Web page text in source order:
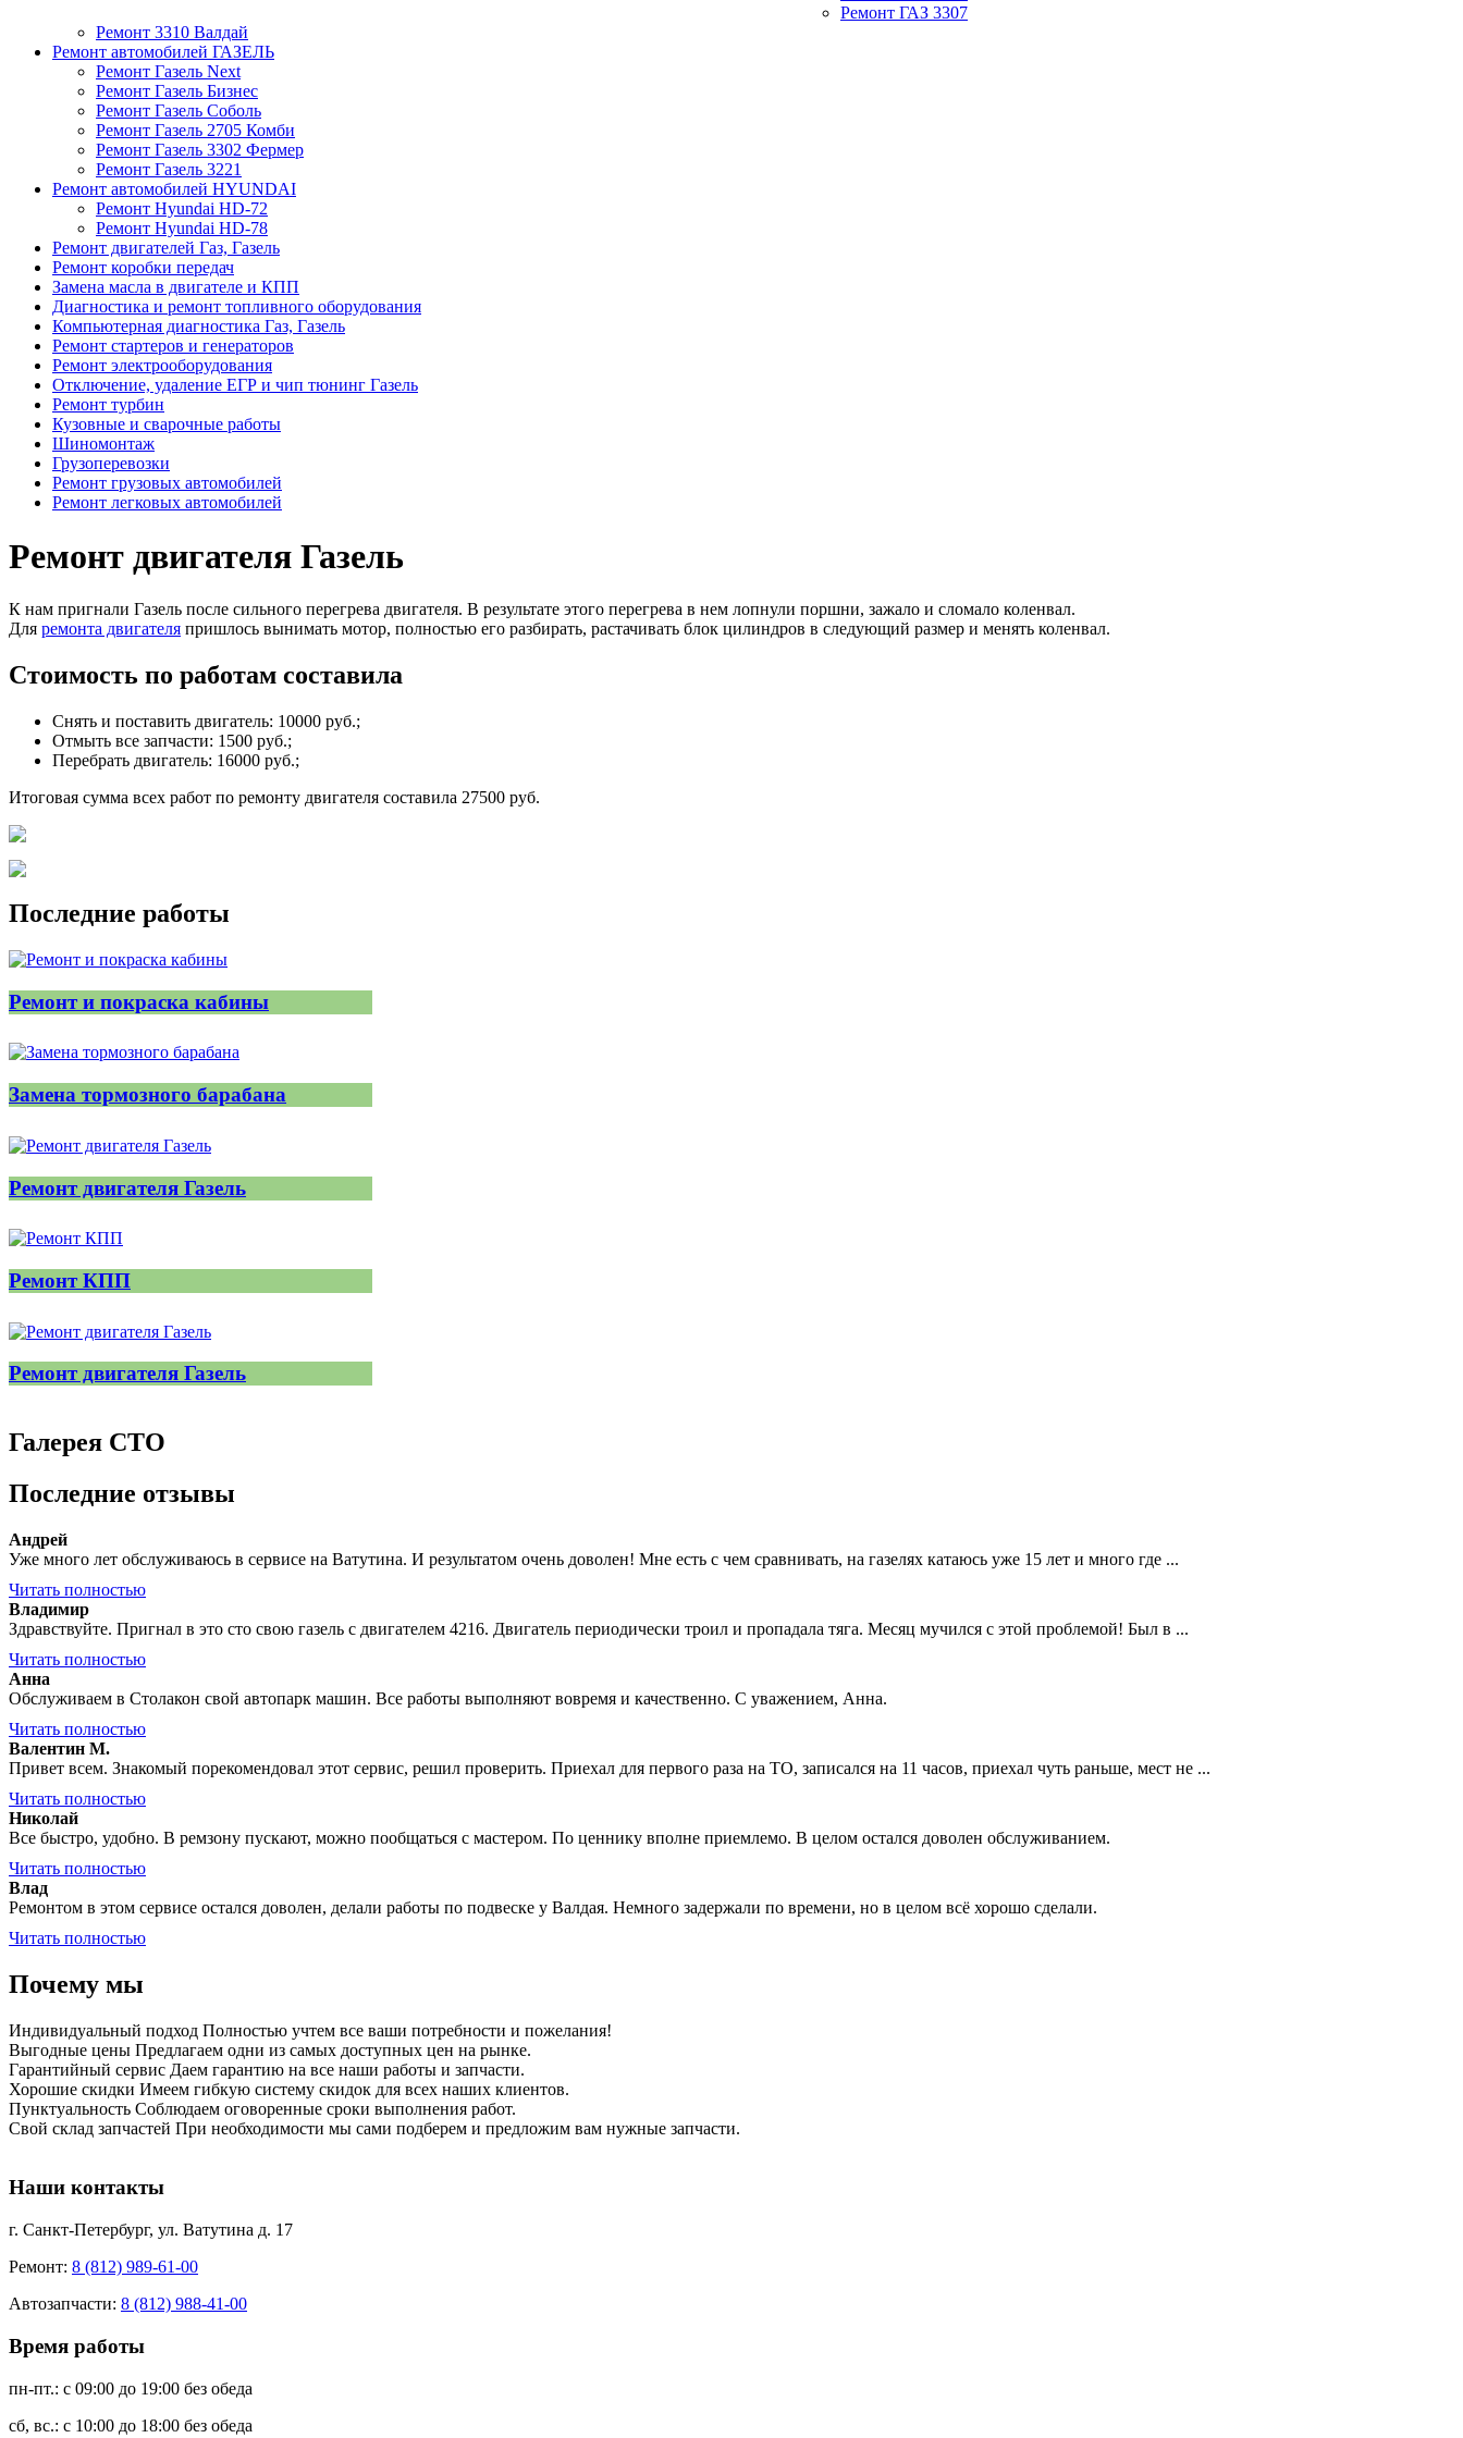
Ремонт ГАЗ 3307
Ремонт 3310 Валдай
Ремонт автомобилей ГАЗЕЛЬ
Ремонт Газель Next
Ремонт Газель Бизнес
Ремонт Газель Соболь
Ремонт Газель 2705 Комби
Ремонт Газель 3302 Фермер
Ремонт Газель 3221
Ремонт автомобилей HYUNDAI
Ремонт Hyundai HD-72
Ремонт Hyundai HD-78
Ремонт двигателей Газ, Газель
Ремонт коробки передач
Замена масла в двигателе и КПП
Диагностика и ремонт топливного оборудования
Компьютерная диагностика Газ, Газель
Ремонт стартеров и генераторов
Ремонт электрооборудования
Отключение, удаление ЕГР и чип тюнинг Газель
Ремонт турбин
Кузовные и сварочные работы
Шиномонтаж
Грузоперевозки
Ремонт грузовых автомобилей
Ремонт легковых автомобилей
Ремонт двигателя Газель
К нам пригнали Газель после сильного перегрева двигателя. В результате этого перегрева в нем лопнули поршни, зажало и сломало коленвал.
Для ремонта двигателя пришлось вынимать мотор, полностью его разбирать, растачивать блок цилиндров в следующий размер и менять коленвал.
Стоимость по работам составила
Снять и поставить двигатель: 10000 руб.;
Отмыть все запчасти: 1500 руб.;
Перебрать двигатель: 16000 руб.;
Итоговая сумма всех работ по ремонту двигателя составила 27500 руб.
Последние работы
Ремонт и покраска кабины
Замена тормозного барабана
Ремонт двигателя Газель
Ремонт КПП
Ремонт двигателя Газель
Галерея СТО
Последние отзывы
Андрей
Уже много лет обслуживаюсь в сервисе на Ватутина. И результатом очень доволен! Мне есть с чем сравнивать, на газелях катаюсь уже 15 лет и много где ...
Читать полностью
Владимир
Здравствуйте. Пригнал в это сто свою газель с двигателем 4216. Двигатель периодически троил и пропадала тяга. Месяц мучился с этой проблемой! Был в ...
Читать полностью
Анна
Обслуживаем в Столакон свой автопарк машин. Все работы выполняют вовремя и качественно. С уважением, Анна.
Читать полностью
Валентин М.
Привет всем. Знакомый порекомендовал этот сервис, решил проверить. Приехал для первого раза на ТО, записался на 11 часов, приехал чуть раньше, мест не ...
Читать полностью
Николай
Все быстро, удобно. В ремзону пускают, можно пообщаться с мастером. По ценнику вполне приемлемо. В целом остался доволен обслуживанием.
Читать полностью
Влад
Ремонтом в этом сервисе остался доволен, делали работы по подвеске у Валдая. Немного задержали по времени, но в целом всё хорошо сделали.
Читать полностью
Почему мы
Индивидуальный подход Полностью учтем все ваши потребности и пожелания!
Выгодные цены Предлагаем одни из самых доступных цен на рынке.
Гарантийный сервис Даем гарантию на все наши работы и запчасти.
Хорошие скидки Имеем гибкую систему скидок для всех наших клиентов.
Пунктуальность Соблюдаем оговоренные сроки выполнения работ.
Свой склад запчастей При необходимости мы сами подберем и предложим вам нужные запчасти.
Наши контакты
г. Санкт-Петербург, ул. Ватутина д. 17
Ремонт: 8 (812) 989-61-00
Автозапчасти: 8 (812) 988-41-00
Время работы
пн-пт.: с 09:00 до 19:00 без обеда
сб, вс.: с 10:00 до 18:00 без обеда